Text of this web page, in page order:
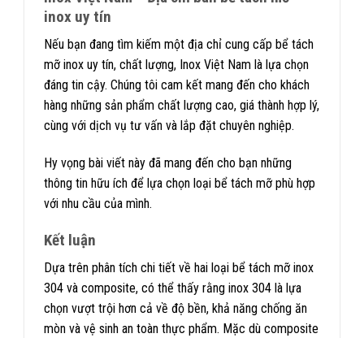
inox uy tín
Nếu bạn đang tìm kiếm một địa chỉ cung cấp bể tách
mỡ inox uy tín, chất lượng, Inox Việt Nam là lựa chọn
đáng tin cậy. Chúng tôi cam kết mang đến cho khách
hàng những sản phẩm chất lượng cao, giá thành hợp lý,
cùng với dịch vụ tư vấn và lắp đặt chuyên nghiệp.
Hy vọng bài viết này đã mang đến cho bạn những
thông tin hữu ích để lựa chọn loại bể tách mỡ phù hợp
với nhu cầu của mình.
Kết luận
Dựa trên phân tích chi tiết về hai loại bể tách mỡ inox
304 và composite, có thể thấy rằng inox 304 là lựa
chọn vượt trội hơn cả về độ bền, khả năng chống ăn
mòn và vệ sinh an toàn thực phẩm. Mặc dù composite